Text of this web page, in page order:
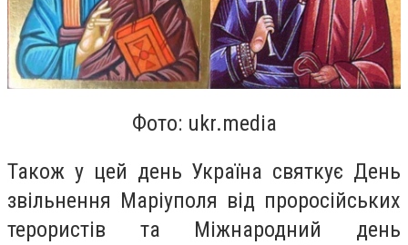
Фото: ukr.media
Також у цей день Україна святкує День
звільнення Маріуполя від проросійських
терористів та Міжнародний день